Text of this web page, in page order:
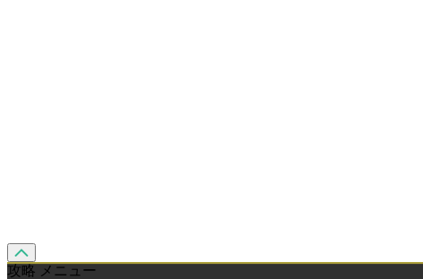
攻略 メニュー